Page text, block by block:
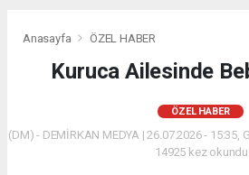
Anasayfa ÖZEL HABER
Kuruca Ailesinde
ÖZEL HABER
(DM) - DEMİRKAN MEDYA | 26.07.2026 - 15:35,
14925 kez okundu.